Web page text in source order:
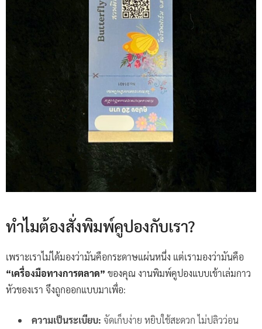
ทำไมต้องสั่งพิมพ์คูปองกับเรา?
เพราะเราไม่ได้มองว่ามันคือกระดาษแผ่นหนึ่ง แต่เรามองว่ามันคือ
“เครื่องมือทางการตลาด” ของคุณ งานพิมพ์คูปองแบบเข้าเล่มกาว
หัวของเรา จึงถูกออกแบบมาเพื่อ:
ความเป็นระเบียบ: จัดเก็บง่าย หยิบใช้สะดวก ไม่ปลิวว่อน